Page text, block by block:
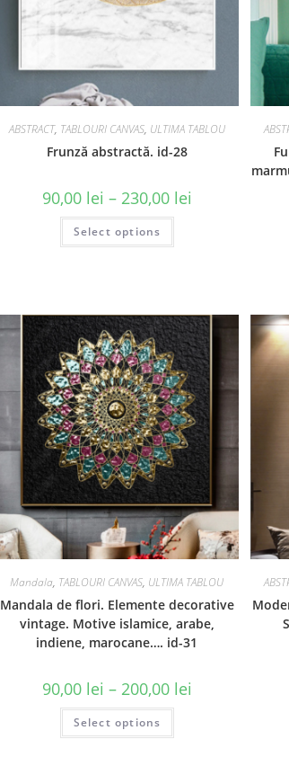
ABSTRACT, TABLOURI CANVAS, ULTIMA TABLOU
Frunză abstractă. id-28
90,00 lei – 230,00 lei
Select options
Mandala, TABLOURI CANVAS, ULTIMA TABLOU
Mandala de flori. Elemente decorative
vintage. Motive islamice, arabe,
indiene, marocane…. id-31
90,00 lei – 200,00 lei
Select options